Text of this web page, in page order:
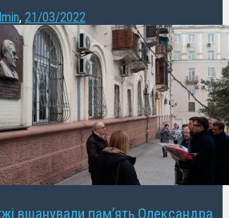
, 21/03/2022
вшанували пам’ять Олександра